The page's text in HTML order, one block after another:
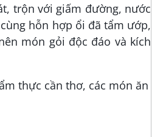
trộn với giấm đường, nước
hỗn hợp ổi đã tẩm ướp,
món gỏi độc đáo và kích